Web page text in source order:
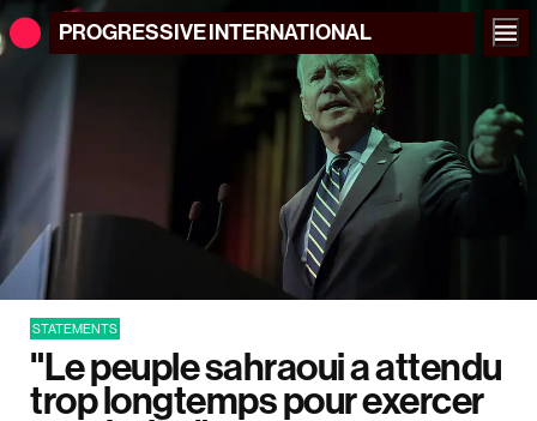
PROGRESSIVEINTERNATIONAL
STATEMENTS
"Le peuple sahraoui a attendu
trop longtemps pour exercer